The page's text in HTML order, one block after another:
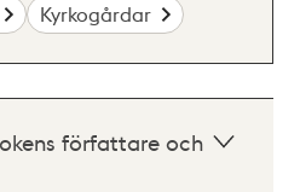
Kyrkogårdar
författare och